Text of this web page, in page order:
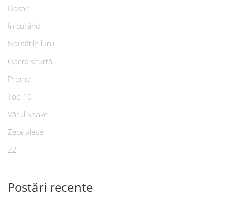
Dosar
În curând
Noutățile lunii
Opera scurtă
Promo
Top 10
Vărul Shake
Zece alese
ZZ
Postări recente